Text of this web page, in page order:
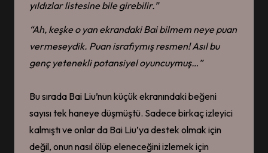
yıldızlar listesine bile girebilir.”
“Ah, keşke o yan ekrandakiBaibilmem neye puan
vermeseydik. Puan israfıymışresmen!Asılbu
genç yeteneklipotansiyel oyuncuymuş… ”
Bu sırada Bai Liu’nun küçük ekranındaki beğeni
sayısı tek haneye düşmüştü. Sadece birkaç izleyici
kalmıştı ve onlar da Bai Liu’ya destek olmak için
değil, onun nasıl ölüp eleneceğini izlemek için